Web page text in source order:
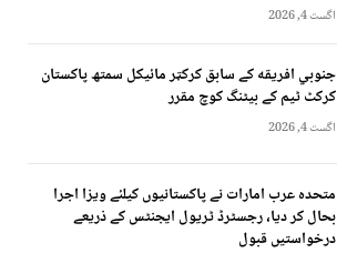
اگست 4, 2026
جنوبي افريقه کے سابق کرکټر مائیکل سمتھ پاکستان
کرکٹ ٹیم کے بیٹنگ کوچ مقرر
اگست 4, 2026
متحدہ عرب امارات نے پاکستانیوں کیلئے ویزا اجرا
بحال کر دیا، رجسٹرڈ ٹریول ایجنٹس کے ذریعے
درخواستیں قبول